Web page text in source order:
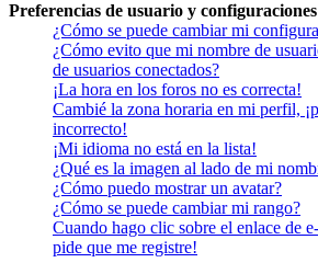
Preferencias de usuario y configuraciones
¿Cómo se puede cambiar mi
¿Cómo evito que mi nombre de
de usuarios conectados?
¡La hora en los foros no es correcta!
Cambié la zona horaria en mi perfil,
incorrecto!
¡Mi idioma no está en la lista!
¿Qué es la imagen al lado de mi
¿Cómo puedo mostrar un avatar?
¿Cómo se puede cambiar mi rango?
Cuando hago clic sobre el enlace de
pide que me registre!